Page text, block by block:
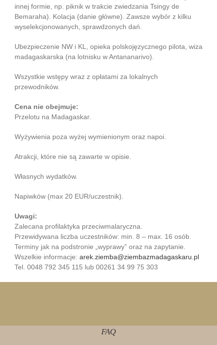
innej formie, np. piknik w trakcie zwiedzania Tsingy de
Bemaraha). Kolacja (danie główne). Zawsze wybór z kilku
wyselekcjonowanych, sprawdzonych dań.
Ubezpieczenie NW i KL, opieka polskojęzycznego pilota, wiza
madagaskarska (na lotnisku w Antananarivo).
Wszystkie wstępy wraz z opłatami za lokalnych
przewodników.
Cena nie obejmuje:
Przelotu na Madagaskar.
Wyżywienia poza wyżej wymienionym oraz napoi.
Atrakcji, które nie są zawarte w opisie.
Własnych wydatków.
Napiwków (max 20 EUR/uczestnik).
Uwagi:
Zalecana profilaktyka przeciwmalaryczna.
Przewidywana liczba uczestników: min. 8 – max. 16 osób.
Terminy jak na podstronie „wyprawy” oraz na zapytanie.
Wszelkie informacje: arek.ziemba@ziembazmadagaskaru.pl
Tel. 0048 792 345 115 lub 00261 34 99 75 303
FAQ